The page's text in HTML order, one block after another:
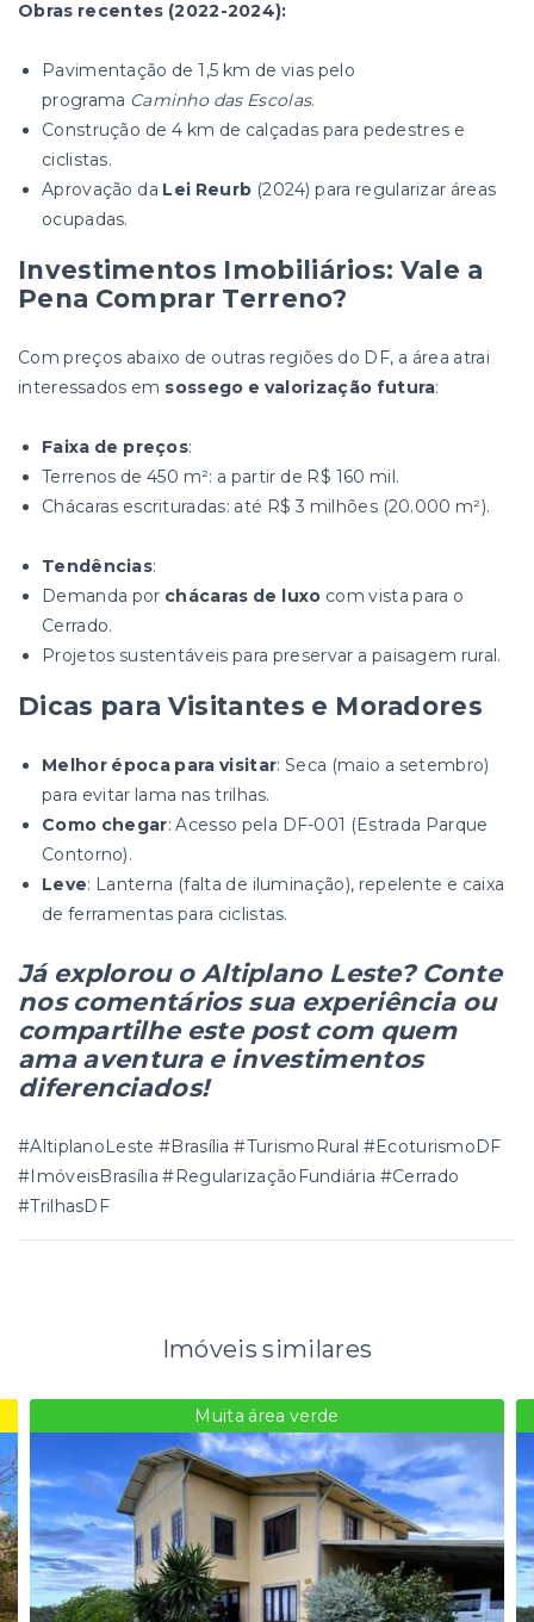
Obras recentes (2022-2024):
Pavimentação de 1,5 km de vias pelo
programa Caminho das Escolas.
Construção de 4 km de calçadas para pedestres e
ciclistas.
Aprovação da Lei Reurb (2024) para regularizar áreas
ocupadas.
Investimentos Imobiliários: Vale a
Pena Comprar Terreno?
Com preços abaixo de outras regiões do DF, a área atrai
interessados em sossego e valorização futura:
Faixa de preços:
Terrenos de 450 m²: a partir de R$ 160 mil.
Chácaras escrituradas: até R$ 3 milhões (20.000 m²).
Tendências:
Demanda por chácaras de luxo com vista para o
Cerrado.
Projetos sustentáveis para preservar a paisagem rural.
Dicas para Visitantes e Moradores
Melhor época para visitar: Seca (maio a setembro)
para evitar lama nas trilhas.
Como chegar: Acesso pela DF-001 (Estrada Parque
Contorno).
Leve: Lanterna (falta de iluminação), repelente e caixa
de ferramentas para ciclistas.
Já explorou o Altiplano Leste? Conte
nos comentários sua experiência ou
compartilhe este post com quem
ama aventura e investimentos
diferenciados!
#AltiplanoLeste #Brasília #TurismoRural #EcoturismoDF
#ImóveisBrasília #RegularizaçãoFundiária #Cerrado
#TrilhasDF
Imóveis similares
Muita área verde